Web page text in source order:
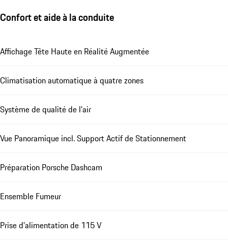
Confort et aide à la conduite
Affichage Tête Haute en Réalité Augmentée
Climatisation automatique à quatre zones
Système de qualité de l'air
Vue Panoramique incl. Support Actif de Stationnement
Préparation Porsche Dashcam
Ensemble Fumeur
Prise d'alimentation de 115 V